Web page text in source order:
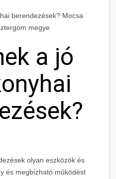
berendezések? Mocsa
megye
a jó
olyan eszközök és
és megbízható működést